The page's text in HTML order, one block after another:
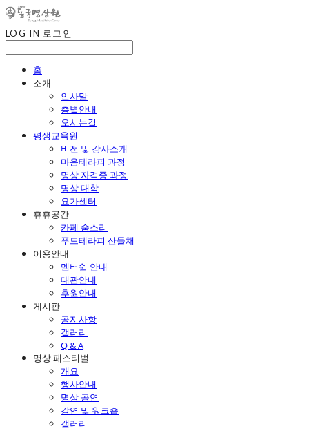
LOG IN 로그인
홈
소개
인사말
층별안내
오시는길
평생교육원
비전 및 강사소개
마음테라피 과정
명상 자격증 과정
명상 대학
요가센터
휴휴공간
카페 숨소리
푸드테라피 산들채
이용안내
멤버쉽 안내
대관안내
후원안내
게시판
공지사항
갤러리
Q & A
명상 페스티벌
개요
행사안내
명상 공연
강연 및 워크숍
갤러리